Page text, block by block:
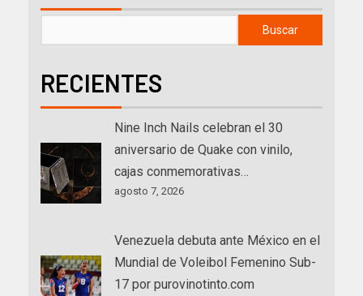
Buscar
RECIENTES
Nine Inch Nails celebran el 30
aniversario de Quake con vinilo,
cajas conmemorativas…
agosto 7, 2026
Venezuela debuta ante México en el
Mundial de Voleibol Femenino Sub-
17 por purovinotinto.com